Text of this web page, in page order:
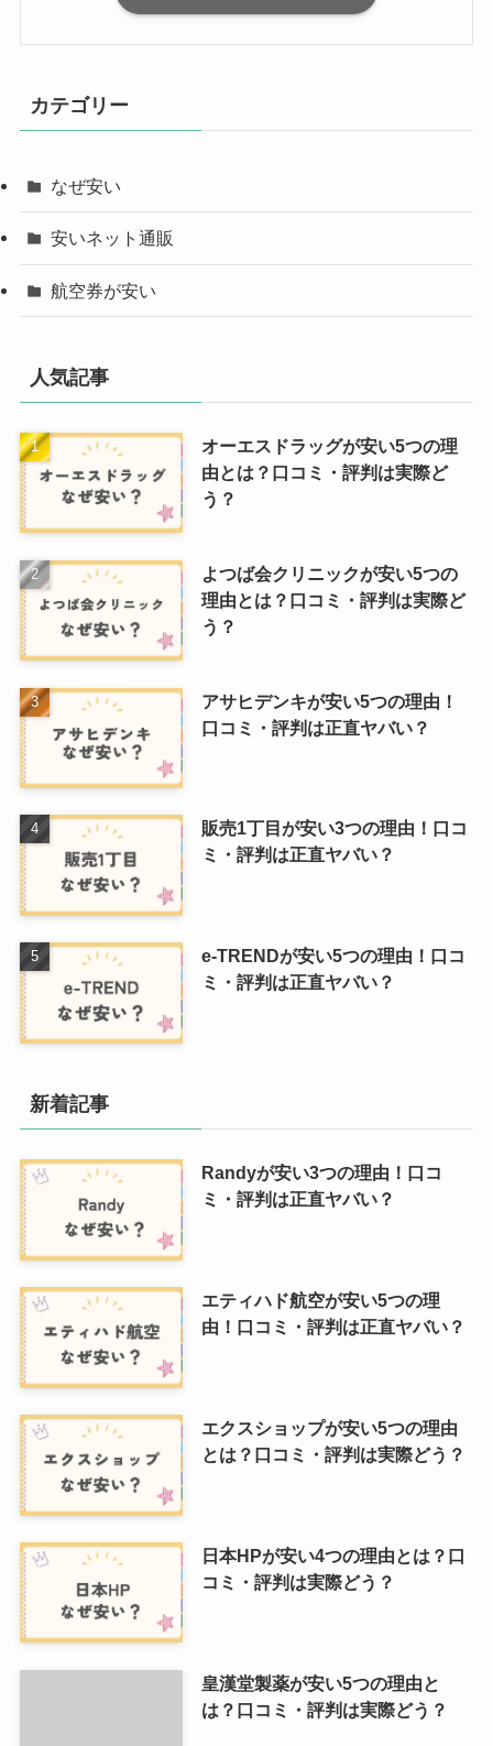
カテゴリー
なぜ安い
安いネット通販
航空券が安い
人気記事
オーエスドラッグが安い5つの理
由とは？口コミ・評判は実際ど
う？
よつば会クリニックが安い5つの
理由とは？口コミ・評判は実際ど
う？
アサヒデンキが安い5つの理由！
口コミ・評判は正直ヤバい？
販売1丁目が安い3つの理由！口コ
ミ・評判は正直ヤバい？
e-TRENDが安い5つの理由！口コ
ミ・評判は正直ヤバい？
新着記事
Randyが安い3つの理由！口コ
ミ・評判は正直ヤバい？
エティハド航空が安い5つの理
由！口コミ・評判は正直ヤバい？
エクスショップが安い5つの理由
とは？口コミ・評判は実際どう？
日本HPが安い4つの理由とは？口
コミ・評判は実際どう？
皇漢堂製薬が安い5つの理由と
は？口コミ・評判は実際どう？